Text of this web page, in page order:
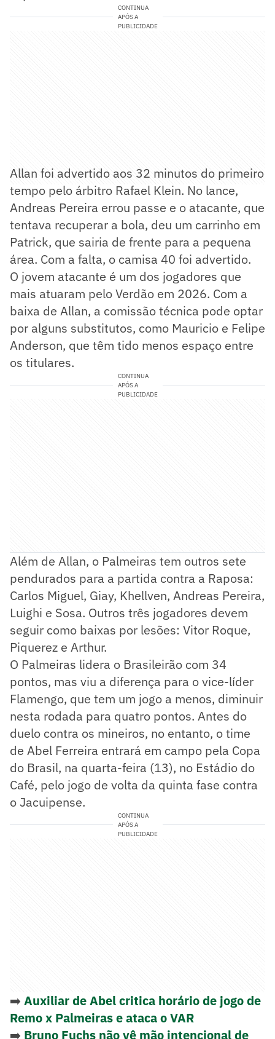
CONTINUA
APÓS A
PUBLICIDADE
Allan foi advertido aos 32 minutos do primeiro
tempo pelo árbitro Rafael Klein. No lance,
Andreas Pereira errou passe e o atacante, que
tentava recuperar a bola, deu um carrinho em
Patrick, que sairia de frente para a pequena
área. Com a falta, o camisa 40 foi advertido.
O jovem atacante é um dos jogadores que
mais atuaram pelo Verdão em 2026. Com a
baixa de Allan, a comissão técnica pode optar
por alguns substitutos, como Mauricio e Felipe
Anderson, que têm tido menos espaço entre
os titulares.
CONTINUA
APÓS A
PUBLICIDADE
Além de Allan, o Palmeiras tem outros sete
pendurados para a partida contra a Raposa:
Carlos Miguel, Giay, Khellven, Andreas Pereira,
Luighi e Sosa. Outros três jogadores devem
seguir como baixas por lesões: Vitor Roque,
Piquerez e Arthur.
O Palmeiras lidera o Brasileirão com 34
pontos, mas viu a diferença para o vice-líder
Flamengo, que tem um jogo a menos, diminuir
nesta rodada para quatro pontos. Antes do
duelo contra os mineiros, no entanto, o time
de Abel Ferreira entrará em campo pela Copa
do Brasil, na quarta-feira (13), no Estádio do
Café, pelo jogo de volta da quinta fase contra
o Jacuipense.
CONTINUA
APÓS A
PUBLICIDADE
➡️ Auxiliar de Abel critica horário de jogo de
Remo x Palmeiras e ataca o VAR
➡️ Bruno Fuchs não vê mão intencional de